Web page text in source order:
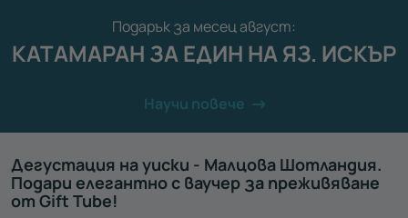
Подарък за месец август:
КАТАМАРАН ЗА ЕДИН НА ЯЗ. ИСКЪР
Научи повече
Дегустация на уиски - Малцова Шотландия.
Подари елегантно с ваучер за преживяване
от Gift Tube!